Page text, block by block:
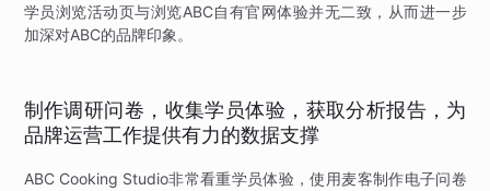
学员浏览活动页与浏览ABC自有官网体验并无二致，从而进一步
加深对ABC的品牌印象。
制作调研问卷，收集学员体验，获取分析报告，为
品牌运营工作提供有力的数据支撑
ABC Cooking Studio非常看重学员体验，使用麦客制作电子问卷